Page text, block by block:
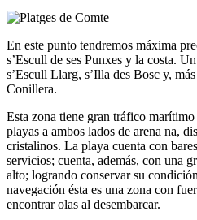
En este punto tendremos máxima
s’Escull de ses Punxes y la costa.
s’Escull Llarg, s’Illa des Bosc y,
Conillera.
Esta zona tiene gran tráfico
playas a ambos lados de arena na,
cristalinos. La playa cuenta con
servicios; cuenta, además, con una
alto; logrando conservar su
navegación ésta es una zona con
encontrar olas al desembarcar.